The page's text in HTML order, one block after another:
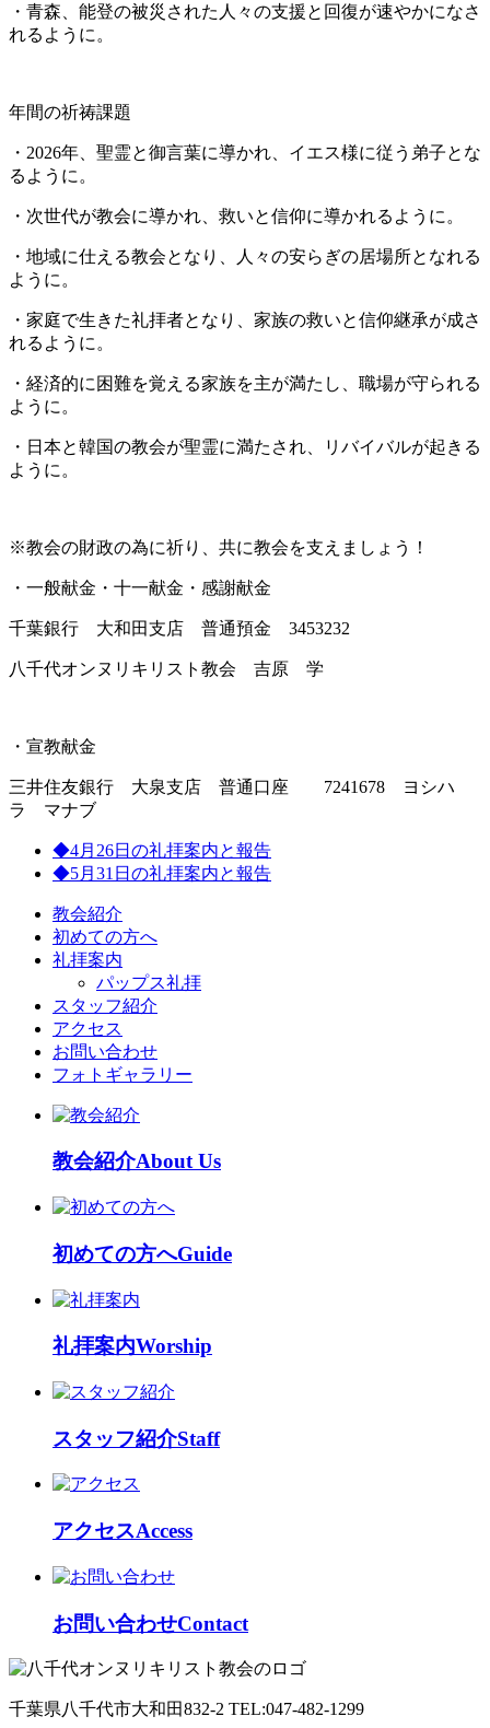
・青森、能登の被災された人々の支援と回復が速やかになさ
れるように。
年間の祈祷課題
・2026年、聖霊と御言葉に導かれ、イエス様に従う弟子とな
るように。
・次世代が教会に導かれ、救いと信仰に導かれるように。
・地域に仕える教会となり、人々の安らぎの居場所となれる
ように。
・家庭で生きた礼拝者となり、家族の救いと信仰継承が成さ
れるように。
・経済的に困難を覚える家族を主が満たし、職場が守られる
ように。
・日本と韓国の教会が聖霊に満たされ、リバイバルが起きる
ように。
※教会の財政の為に祈り、共に教会を支えましょう！
・一般献金・十一献金・感謝献金
千葉銀行 大和田支店 普通預金 3453232
八千代オンヌリキリスト教会 吉原 学
・宣教献金
三井住友銀行 大泉支店 普通口座 7241678 ヨシハ
ラ マナブ
◆4月26日の礼拝案内と報告
◆5月31日の礼拝案内と報告
教会紹介
初めての方へ
礼拝案内
パップス礼拝
スタッフ紹介
アクセス
お問い合わせ
フォトギャラリー
教会紹介About Us
初めての方へGuide
礼拝案内Worship
スタッフ紹介Staff
アクセスAccess
お問い合わせContact
千葉県八千代市大和田832-2 TEL:047-482-1299